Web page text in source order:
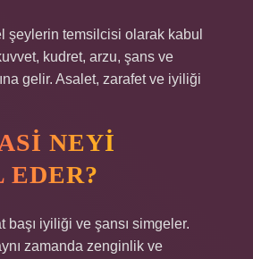
şeylerin temsilcisi olarak kabul
kudret, arzu, şans ve
gelir. Asalet, zarafet ve iyiliği
NEYI
EDER?
başı iyiliği ve şansı simgeler.
zamanda zenginlik ve